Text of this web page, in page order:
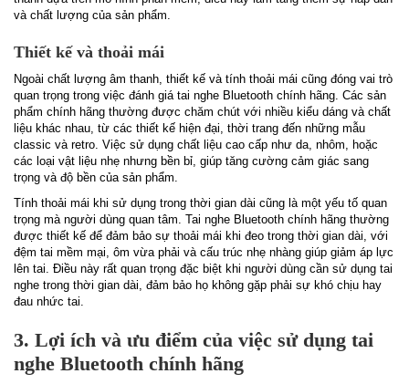
và chất lượng của sản phẩm.
Thiết kế và thoải mái
Ngoài chất lượng âm thanh, thiết kế và tính thoải mái cũng đóng vai trò
quan trọng trong việc đánh giá tai nghe Bluetooth chính hãng. Các sản
phẩm chính hãng thường được chăm chút với nhiều kiểu dáng và chất
liệu khác nhau, từ các thiết kế hiện đại, thời trang đến những mẫu
classic và retro. Việc sử dụng chất liệu cao cấp như da, nhôm, hoặc
các loại vật liệu nhẹ nhưng bền bỉ, giúp tăng cường cảm giác sang
trọng và độ bền của sản phẩm.
Tính thoải mái khi sử dụng trong thời gian dài cũng là một yếu tố quan
trọng mà người dùng quan tâm. Tai nghe Bluetooth chính hãng thường
được thiết kế để đảm bảo sự thoải mái khi đeo trong thời gian dài, với
đệm tai mềm mại, ôm vừa phải và cấu trúc nhẹ nhàng giúp giảm áp lực
lên tai. Điều này rất quan trọng đặc biệt khi người dùng cần sử dụng tai
nghe trong thời gian dài, đảm bảo họ không gặp phải sự khó chịu hay
đau nhức tai.
3. Lợi ích và ưu điểm của việc sử dụng tai
nghe Bluetooth chính hãng